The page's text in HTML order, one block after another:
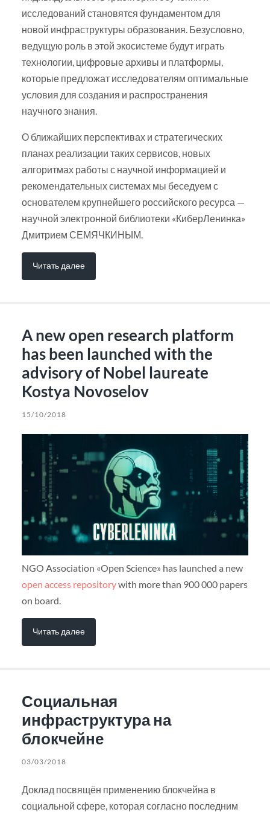
исследований становятся фундаментом для
новой инфраструктуры образования. Безусловно,
ведущую роль в этой экосистеме будут играть
технологии, цифровые архивы и платформы,
которые предложат исследователям оптимальные
условия для создания и распространения
научного знания.
О ближайших перспективах и стратегических
планах реализации таких сервисов, новых
алгоритмах работы с научной информацией и
рекомендательных системах мы беседуем с
основателем крупнейшего российского ресурса —
научной электронной библиотеки «КиберЛенинка»
Дмитрием СЕМЯЧКИНЫМ.
Читать далее
A new open research platform
has been launched with the
advisory of Nobel laureate
Kostya Novoselov
15/10/2018
NGO Association «Open Science» has launched a new
open access repositorywith more than 900 000 papers
on board.
Читать далее
Социальная
инфраструктура на
блокчейне
03/03/2018
Доклад посвящён применению блокчейна в
социальной сфере, которая согласно последним